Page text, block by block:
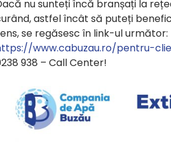
nu sunteți încă branșați la
astfel încât să puteți
se regăsesc în link-ul următor:
www.cabuzau.ro/pentru-
938 – Call Center!